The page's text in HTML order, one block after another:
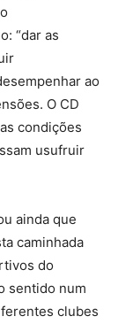
“dar as
ao
O CD
condições
usufruir
ainda que
caminhada
do
sentido num
clubes